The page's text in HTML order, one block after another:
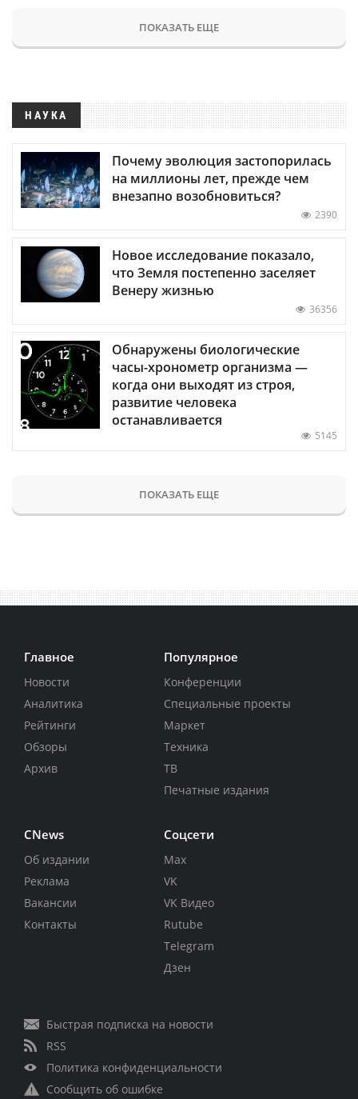
ПОКАЗАТЬ ЕЩЕ
НАУКА
Почему эволюция застопорилась
на миллионы лет, прежде чем
внезапно возобновиться?
2390
Новое исследование показало,
что Земля постепенно заселяет
Венеру жизнью
36356
Обнаружены биологические
часы-хронометр организма —
когда они выходят из строя,
развитие человека
останавливается
5145
ПОКАЗАТЬ ЕЩЕ
Главное
Новости
Аналитика
Рейтинги
Обзоры
Архив
Популярное
Конференции
Специальные проекты
Маркет
Техника
ТВ
Печатные издания
CNews
Об издании
Реклама
Вакансии
Контакты
Соцсети
Max
VK
VK Видео
Rutube
Telegram
Дзен
Быстрая подписка на новости
RSS
Политика конфиденциальности
Сообщить об ошибке